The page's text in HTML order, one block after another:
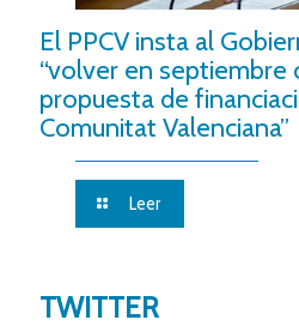
El PPCV insta al
“volver en septiembre
propuesta de
Comunitat Valenciana”
Leer
TWITTER